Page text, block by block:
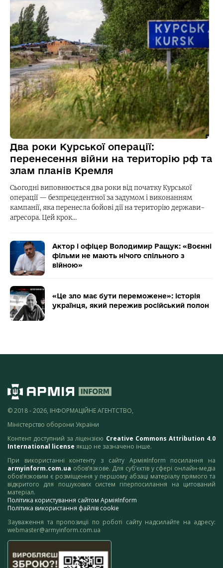
Два роки Курської операції:
перенесення війни на територію рф та
злам планів Кремля
Сьогодні виповнюється два роки від початку Курської
операції — безпрецедентної за задумом і виконанням
кампанії, яка перенесла бойові дії на територію держави-
агресора. Цей крок…
Актор і офіцер Володимир Ращук: «Воєнні
фільми не мають нічого спільного з
війною»
«Це зло має бути переможене»: історія
українця, який пережив російський полон
© 2018 - 2026, ІНФОРМАЦІЙНЕ АГЕНТСТВО,
Міністерство оборони України
Контент доступний за ліцензією Creative Commons Attribution 4.0
International license якщо не зазначено інше.
При використанні контенту з сайту АрміяInform посилання на
armyinform.com.ua обов’язкове. Для суб’єктів у сфері онлайн-медіа
обов’язковим є розміщення у першому абзаці матеріалу прямого та
відкритого для пошукових систем гіперпосилання на цитований
матеріал.
Політика користування сайтом АрміяInform
Політика використання файлів cookie
Зауваження та пропозиції по роботі сайту надсилайте на адресу:
webmaster@armyinform.com.ua